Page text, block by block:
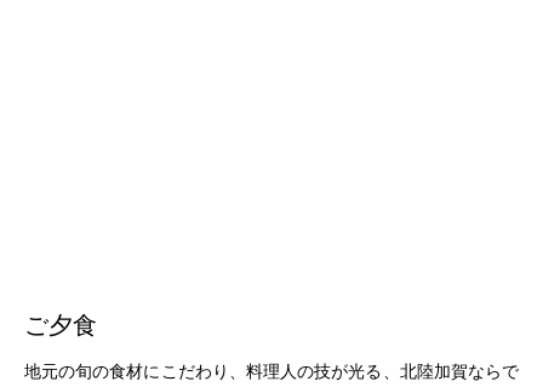
ご夕食
地元の旬の食材にこだわり、料理人の技が光る、北陸加賀ならで